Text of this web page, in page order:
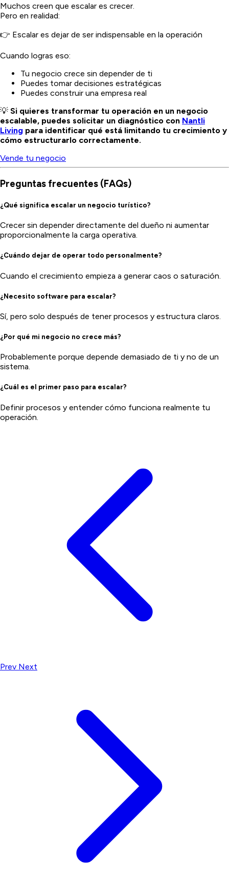
Muchos creen que escalar es crecer.
Pero en realidad:
👉 Escalar es dejar de ser indispensable en la operación
Cuando logras eso:
Tu negocio crece sin depender de ti
Puedes tomar decisiones estratégicas
Puedes construir una empresa real
💡 Si quieres transformar tu operación en un negocio
escalable, puedes solicitar un diagnóstico con Nantli
Living para identificar qué está limitando tu crecimiento y
cómo estructurarlo correctamente.
Vende tu negocio
Preguntas frecuentes (FAQs)
¿Qué significa escalar un negocio turístico?
Crecer sin depender directamente del dueño ni aumentar
proporcionalmente la carga operativa.
¿Cuándo dejar de operar todo personalmente?
Cuando el crecimiento empieza a generar caos o saturación.
¿Necesito software para escalar?
Sí, pero solo después de tener procesos y estructura claros.
¿Por qué mi negocio no crece más?
Probablemente porque depende demasiado de ti y no de un
sistema.
¿Cuál es el primer paso para escalar?
Definir procesos y entender cómo funciona realmente tu
operación.
Prev Next